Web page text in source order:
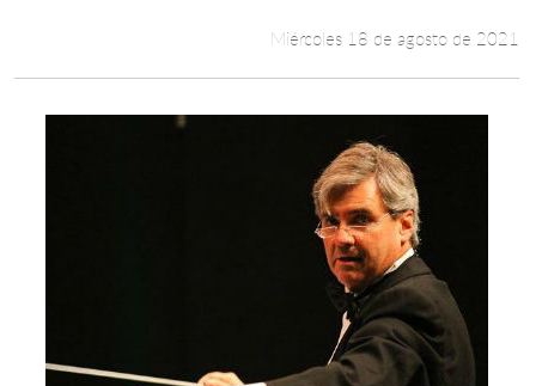
Miércoles 18 de agosto de 2021